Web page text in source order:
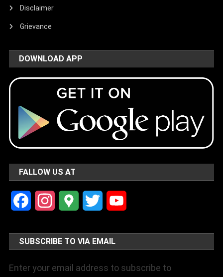
Disclaimer
Grievance
DOWNLOAD APP
FALLOW US AT
FacebookInstagramGoogle Twitter
SUBSCRIBE TO VIA EMAIL
Enter your email address to subscribe to